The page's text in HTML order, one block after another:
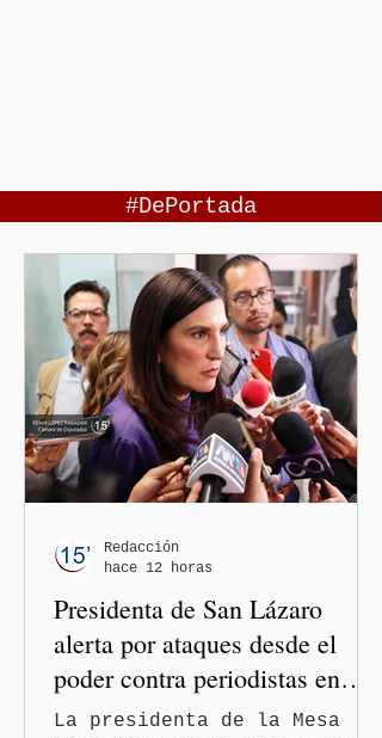
#DePortada
Presidenta de San Lázaro
alerta por ataques desde el
poder contra periodistas en
México
La presidenta de la Mesa
Redacción
hace 12 horas